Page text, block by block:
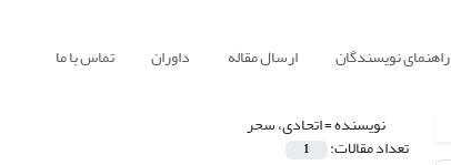
راهنمای نویسندگان ارسال مقاله داوران تماس با ما
نویسنده =اتحادی، سحر
تعداد مقالات: 1